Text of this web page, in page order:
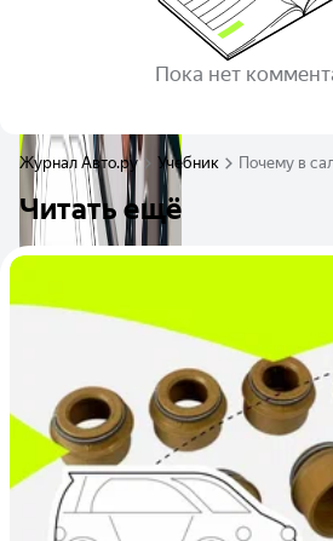
Пока нет
Журнал Авто.ру Учебник Почему в
Читать ещё